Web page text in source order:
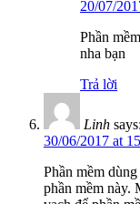
20/07/
Phần
nha bạn
Trả lời
Linh says:
30/06/2017 at
Phần mềm
phần mềm này.